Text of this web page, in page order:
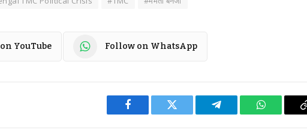
YouTube Follow on WhatsApp
Facebook Twitter Telegram WhatsApp